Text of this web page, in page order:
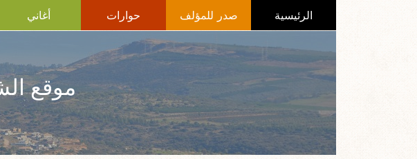
الرئيسية صدر للمؤلف حوارات أغاني
موقع